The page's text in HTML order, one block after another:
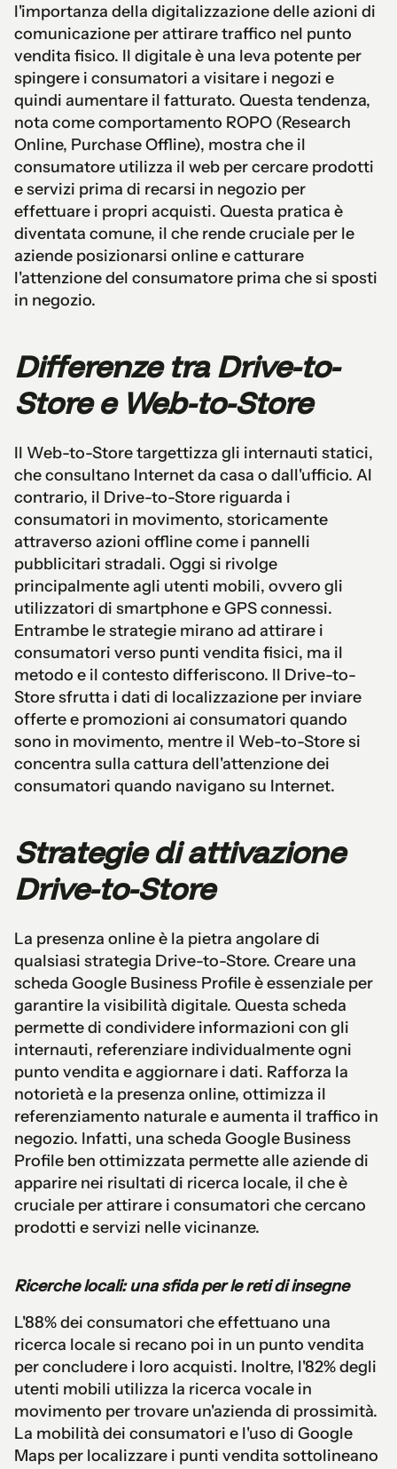
l'importanza della digitalizzazione delle azioni di
comunicazione per attirare traffico nel punto
vendita fisico. Il digitale è una leva potente per
spingere i consumatori a visitare i negozi e
quindi aumentare il fatturato. Questa tendenza,
nota come comportamento ROPO (Research
Online, Purchase Offline), mostra che il
consumatore utilizza il web per cercare prodotti
e servizi prima di recarsi in negozio per
effettuare i propri acquisti. Questa pratica è
diventata comune, il che rende cruciale per le
aziende posizionarsi online e catturare
l'attenzione del consumatore prima che si sposti
in negozio.
Differenze tra Drive-to-
Store e Web-to-Store
Il Web-to-Store targettizza gli internauti statici,
che consultano Internet da casa o dall'ufficio. Al
contrario, il Drive-to-Store riguarda i
consumatori in movimento, storicamente
attraverso azioni offline come i pannelli
pubblicitari stradali. Oggi si rivolge
principalmente agli utenti mobili, ovvero gli
utilizzatori di smartphone e GPS connessi.
Entrambe le strategie mirano ad attirare i
consumatori verso punti vendita fisici, ma il
metodo e il contesto differiscono. Il Drive-to-
Store sfrutta i dati di localizzazione per inviare
offerte e promozioni ai consumatori quando
sono in movimento, mentre il Web-to-Store si
concentra sulla cattura dell'attenzione dei
consumatori quando navigano su Internet.
Strategie di attivazione
Drive-to-Store
La presenza online è la pietra angolare di
qualsiasi strategia Drive-to-Store. Creare una
scheda Google Business Profile è essenziale per
garantire la visibilità digitale. Questa scheda
permette di condividere informazioni con gli
internauti, referenziare individualmente ogni
punto vendita e aggiornare i dati. Rafforza la
notorietà e la presenza online, ottimizza il
referenziamento naturale e aumenta il traffico in
negozio. Infatti, una scheda Google Business
Profile ben ottimizzata permette alle aziende di
apparire nei risultati di ricerca locale, il che è
cruciale per attirare i consumatori che cercano
prodotti e servizi nelle vicinanze.
Ricerche locali: una sfida per le reti di insegne
L'88% dei consumatori che effettuano una
ricerca locale si recano poi in un punto vendita
per concludere i loro acquisti. Inoltre, l'82% degli
utenti mobili utilizza la ricerca vocale in
movimento per trovare un'azienda di prossimità.
La mobilità dei consumatori e l'uso di Google
Maps per localizzare i punti vendita sottolineano